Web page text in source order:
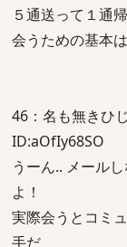
５通送って１通
会うための基本
46：名も無きひ
ID:aOfIy68SO
うーん.. メール
よ！
実際会うとコミ
手だ